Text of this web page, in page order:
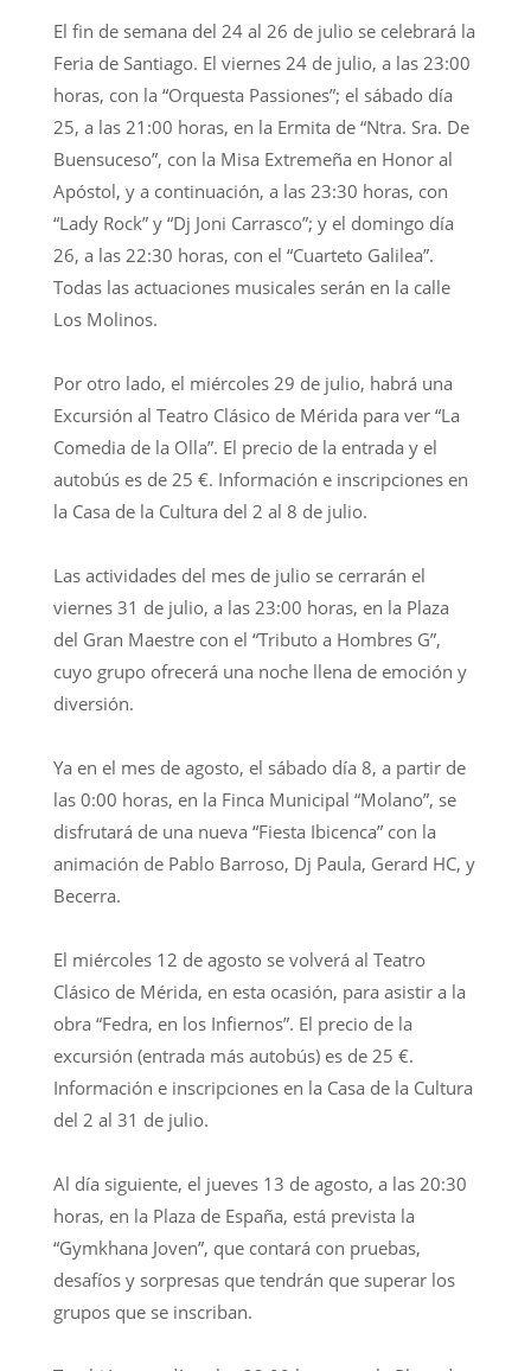
El fin de semana del 24 al 26 de julio se celebrará la
Feria de Santiago. El viernes 24 de julio, a las 23:00
horas, con la “Orquesta Passiones”; el sábado día
25, a las 21:00 horas, en la Ermita de “Ntra. Sra. De
Buensuceso”, con la Misa Extremeña en Honor al
Apóstol, y a continuación, a las 23:30 horas, con
“Lady Rock” y “Dj Joni Carrasco”; y el domingo día
26, a las 22:30 horas, con el “Cuarteto Galilea”.
Todas las actuaciones musicales serán en la calle
Los Molinos.
Por otro lado, el miércoles 29 de julio, habrá una
Excursión al Teatro Clásico de Mérida para ver “La
Comedia de la Olla”. El precio de la entrada y el
autobús es de 25 €. Información e inscripciones en
la Casa de la Cultura del 2 al 8 de julio.
Las actividades del mes de julio se cerrarán el
viernes 31 de julio, a las 23:00 horas, en la Plaza
del Gran Maestre con el “Tributo a Hombres G”,
cuyo grupo ofrecerá una noche llena de emoción y
diversión.
Ya en el mes de agosto, el sábado día 8, a partir de
las 0:00 horas, en la Finca Municipal “Molano”, se
disfrutará de una nueva “Fiesta Ibicenca” con la
animación de Pablo Barroso, Dj Paula, Gerard HC, y
Becerra.
El miércoles 12 de agosto se volverá al Teatro
Clásico de Mérida, en esta ocasión, para asistir a la
obra “Fedra, en los Infiernos”. El precio de la
excursión (entrada más autobús) es de 25 €.
Información e inscripciones en la Casa de la Cultura
del 2 al 31 de julio.
Al día siguiente, el jueves 13 de agosto, a las 20:30
horas, en la Plaza de España, está prevista la
“Gymkhana Joven”, que contará con pruebas,
desafíos y sorpresas que tendrán que superar los
grupos que se inscriban.